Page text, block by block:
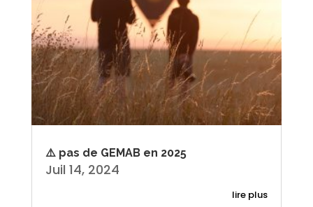
⚠️ pas de GEMAB en 2025
Juil 14, 2024
lire plus